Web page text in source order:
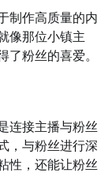
制作高质量的内
像那位小镇主
粉丝的喜爱。
连接主播与粉丝
，与粉丝进行深
性，还能让粉丝